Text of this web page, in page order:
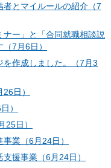
とマイルールの紹介（7
ー」と「合同就職相談説
7月6日）
作成しました。（7月3
日）
）
25日）
業（6月24日）
援事業（6月24日）